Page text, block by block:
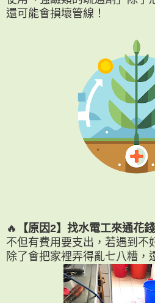
還可能會損壞管線！
🔥
【原因2】找水電工來通花
不但有費用要支出，若遇到不
除了會把家裡弄得亂七八糟，